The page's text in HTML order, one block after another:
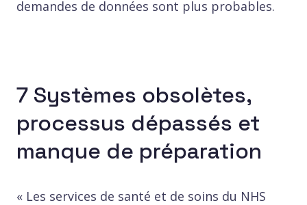
demandes de données sont plus probables.
7 Systèmes obsolètes,
processus dépassés et
manque de préparation
« Les services de santé et de soins du NHS